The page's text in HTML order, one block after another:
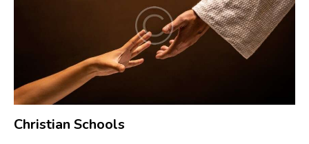
Christian Schools